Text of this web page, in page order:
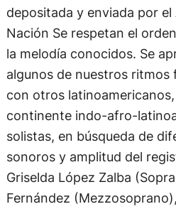
depositada y enviada por
Nación Se respetan el
la melodía conocidos. Se
algunos de nuestros
con otros
continente indo-afro-
solistas, en búsqueda de
sonoros y amplitud del
Griselda López Zalba
Fernández